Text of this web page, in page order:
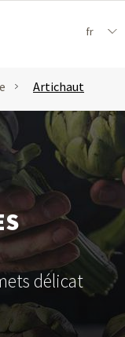
fr
Artichaut
délicat